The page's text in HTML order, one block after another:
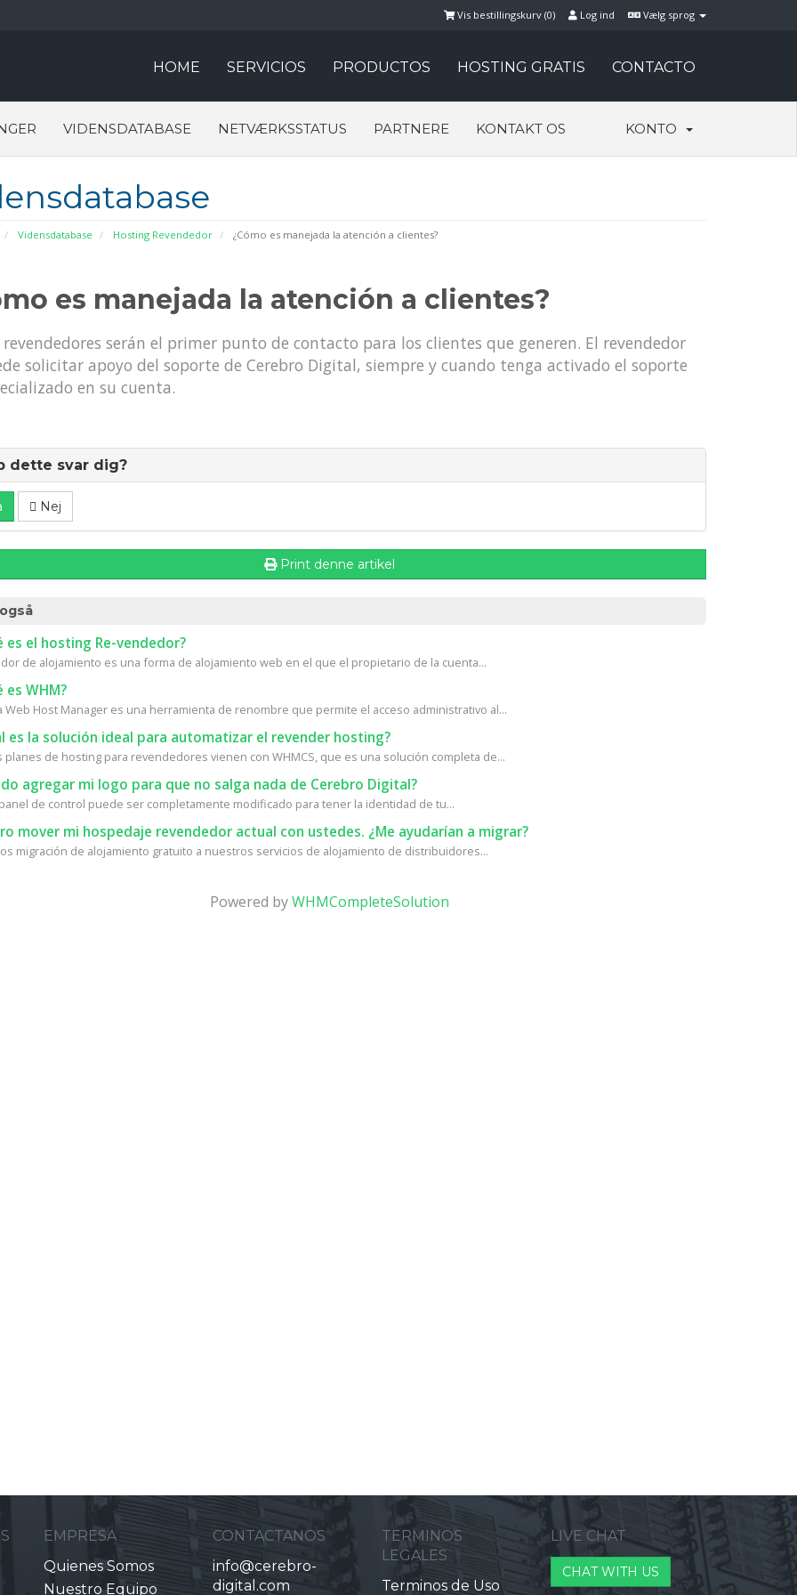
Vælg sprog
Log ind
Vis bestillingskurv (0)
HOME SERVICIOS PRODUCTOS HOSTING GRATIS CONTACTO
VIDENSDATABASE NETVÆRKSSTATUS PARTNERE KONTAKT OS KONTO
Vidensdatabase Hosting Revendedor ¿Cómo es manejada la atención a clientes?
es manejada la atención a clientes?
revendedores serán el primer punto de contacto para los clientes que generen. El revendedor
solicitar apoyo del soporte de Cerebro Digital, siempre y cuando tenga activado el soporte
en su cuenta.
dette svar dig?
Nej
Print denne artikel
es el hosting Re-vendedor?
de alojamiento es una forma de alojamiento web en el que el propietario de la cuenta...
es WHM?
Web Host Manager es una herramienta de renombre que permite el acceso administrativo al...
es la solución ideal para automatizar el revender hosting?
planes de hosting para revendedores vienen con WHMCS, que es una solución completa de...
agregar mi logo para que no salga nada de Cerebro Digital?
de control puede ser completamente modificado para tener la identidad de tu...
mover mi hospedaje revendedor actual con ustedes. ¿Me ayudarían a migrar?
migración de alojamiento gratuito a nuestros servicios de alojamiento de distribuidores...
Powered byWHMCompleteSolution
EMPRESA
Quienes Somos
Nuestro Equipo
CONTACTANOS
info@cerebro-
digital.com
TERMINOS
LEGALES
Terminos de Uso
LIVE CHAT
CHAT WITH US